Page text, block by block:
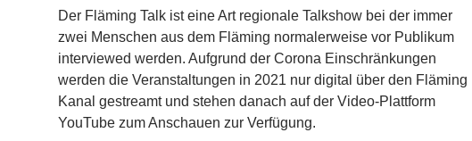
Der Fläming Talk ist eine Art regionale Talkshow bei der immer
zwei Menschen aus dem Fläming normalerweise vor Publikum
interviewed werden. Aufgrund der Corona Einschränkungen
werden die Veranstaltungen in 2021 nur digital über den Fläming
Kanal gestreamt und stehen danach auf der Video-Plattform
YouTube zum Anschauen zur Verfügung.